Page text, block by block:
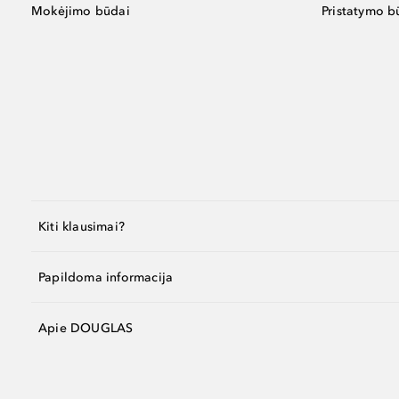
Mokėjimo būdai Pristatymo
Kiti klausimai?
Papildoma informacija
Apie DOUGLAS